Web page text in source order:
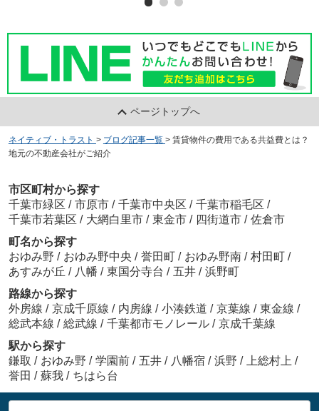
ページトップへ
ネイティブ・トラスト > ブログ記事一覧 > 賃貸物件の費用である共益費とは？
地元の不動産会社がご紹介
市区町村から探す
千葉市緑区 / 市原市 / 千葉市中央区 / 千葉市稲毛区 /
千葉市若葉区 / 大網白里市 / 東金市 / 四街道市 / 佐倉市
町名から探す
おゆみ野 / おゆみ野中央 / 誉田町 / おゆみ野南 / 村田町 /
あすみが丘 / 八幡 / 東国分寺台 / 五井 / 浜野町
路線から探す
外房線 / 京成千原線 / 内房線 / 小湊鉄道 / 京葉線 / 東金線 /
総武本線 / 総武線 / 千葉都市モノレール / 京成千葉線
駅から探す
鎌取 / おゆみ野 / 学園前 / 五井 / 八幡宿 / 浜野 / 上総村上 /
誉田 / 蘇我 / ちはら台